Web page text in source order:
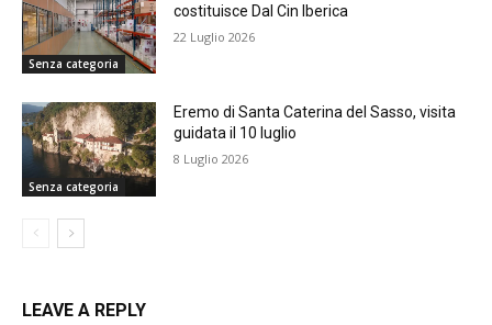
Senza categoria
costituisce Dal Cin Iberica
22 Luglio 2026
Senza categoria
Eremo di Santa Caterina del Sasso, visita
guidata il 10 luglio
8 Luglio 2026
LEAVE A REPLY